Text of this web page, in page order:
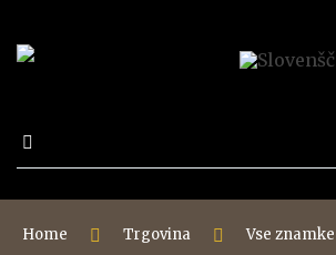
Išči:
Home Trgovina Vse znamke